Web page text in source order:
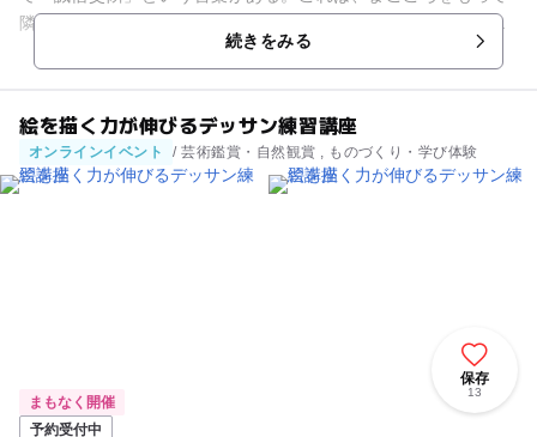
隣国と交流することを意味する。朝鮮王朝との外交はこの「誠
信交隣」を基として平和で対...続きをみる
絵を描く力が伸びるデッサン練習講座
オンラインイベント / 芸術鑑賞・自然観賞 , ものづくり・学び体験
保存
13
まもなく開催
予約受付中